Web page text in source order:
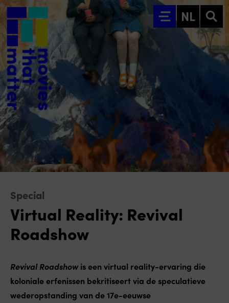
Ga naar hoofdinhoud
NL
Special
Virtual Reality: Revival
Roadshow
Revival Roadshowis een virtual reality-ervaring die
koloniale erfenissen bekritiseert via de speculatieve
wederopstanding van de 17e-eeuwse